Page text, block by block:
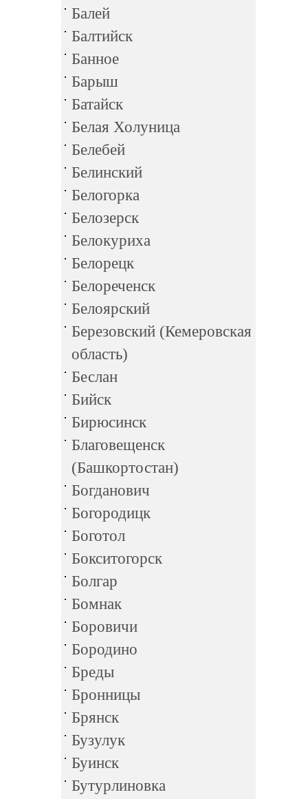
Балей
Балтийск
Банное
Барыш
Батайск
Белая Холуница
Белебей
Белинский
Белогорка
Белозерск
Белокуриха
Белорецк
Белореченск
Белоярский
Березовский (Кемеровская
область)
Беслан
Бийск
Бирюсинск
Благовещенск
(Башкортостан)
Богданович
Богородицк
Боготол
Бокситогорск
Болгар
Бомнак
Боровичи
Бородино
Бреды
Бронницы
Брянск
Бузулук
Буинск
Бутурлиновка